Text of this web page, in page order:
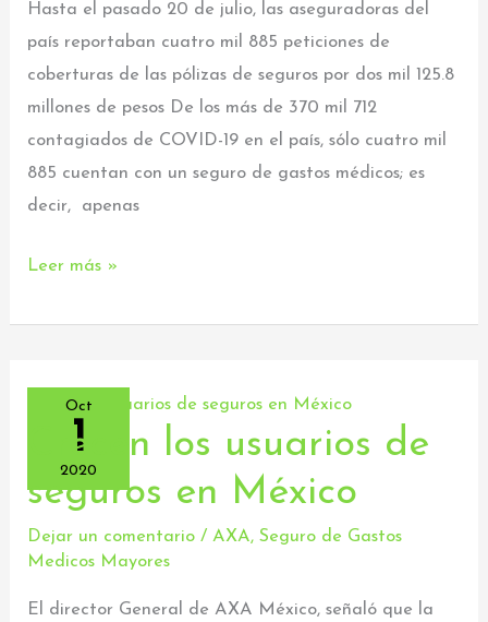
Hasta el pasado 20 de julio, las aseguradoras del
país reportaban cuatro mil 885 peticiones de
coberturas de las pólizas de seguros por dos mil 125.8
millones de pesos De los más de 370 mil 712
contagiados de COVID-19 en el país, sólo cuatro mil
885 cuentan con un seguro de gastos médicos; es
decir, apenas
COVID-
19
con
seguro
médico
Leer más »
Oct
1
2020
Crecen los usuarios de
seguros en México
Dejar un comentario /AXA,Seguro de Gastos
Medicos Mayores
El director General de AXA México, señaló que la
Crecen
usuarios
de
seguros
en